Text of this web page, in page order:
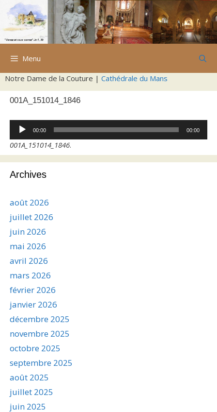
Aller
contenu
Menu
Notre Dame de la Couture | Cathédrale du Mans
001A_151014_1846
Lecteur
audio
00:00 00:00
001A_151014_1846.
Archives
août 2026
juillet 2026
juin 2026
mai 2026
avril 2026
mars 2026
février 2026
janvier 2026
décembre 2025
novembre 2025
octobre 2025
septembre 2025
août 2025
juillet 2025
juin 2025